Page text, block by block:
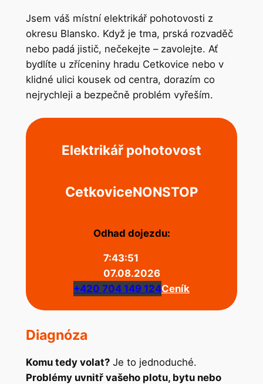
Jsem váš místní elektrikář pohotovosti z
okresu Blansko. Když je tma, prská rozvaděč
nebo padá jistič, nečekejte – zavolejte. Ať
bydlíte u zříceniny hradu Cetkovice nebo v
klidné ulici kousek od centra, dorazím co
nejrychleji a bezpečně problém vyřeším.
Elektrikář pohotovost
CetkoviceNONSTOP
Odhad dojezdu:
7:43:51
07.08.2026
+420 704 149 124Ceník
Diagnóza
Komu tedy volat?Je to jednoduché.
Problémy uvnitř vašeho plotu, bytu nebo